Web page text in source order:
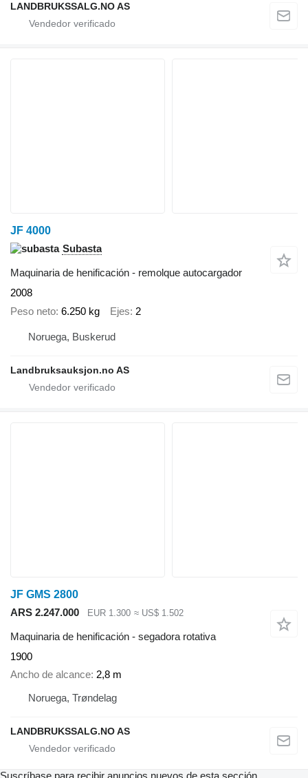
LANDBRUKSSALG.NO AS
JF 4000
Subasta
Maquinaria de henificación - remolque autocargador
2008
Peso neto 6.250 kg Ejes 2
Noruega, Buskerud
Landbruksauksjon.no AS
JF GMS 2800
ARS 2.247.000
EUR 1.300 ≈ US$ 1.502
Maquinaria de henificación - segadora rotativa
1900
Ancho de alcance 2,8 m
Noruega, Trøndelag
LANDBRUKSSALG.NO AS
Suscríbase para recibir anuncios nuevos de esta sección